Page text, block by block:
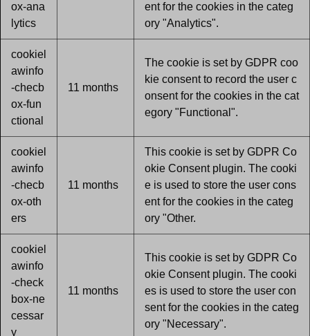
ox-ana
lytics
ent for the cookies in the categ
ory "Analytics".
cookiel
awinfo
-checb
ox-fun
ctional
11 months
The cookie is set by GDPR coo
kie consent to record the user c
onsent for the cookies in the cat
egory "Functional".
cookiel
awinfo
-checb
ox-oth
ers
11 months
This cookie is set by GDPR Co
okie Consent plugin. The cooki
e is used to store the user cons
ent for the cookies in the categ
ory "Other.
cookiel
awinfo
-check
box-ne
cessar
y
11 months
This cookie is set by GDPR Co
okie Consent plugin. The cooki
es is used to store the user con
sent for the cookies in the categ
ory "Necessary".